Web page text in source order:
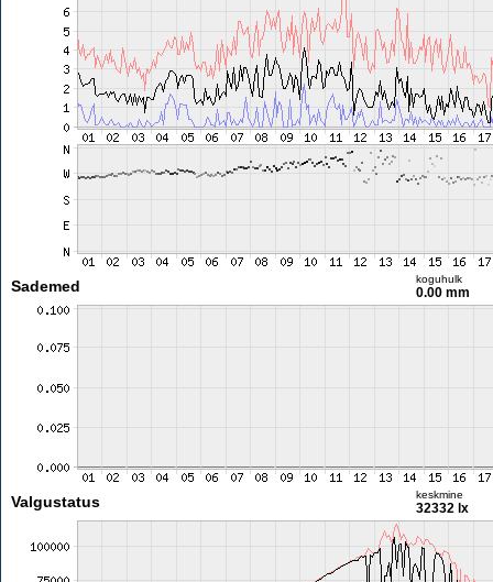
Sademed koguhulk
0.00 mm
Valgustatus keskmine
32332 lx